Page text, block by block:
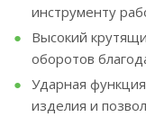
инструменту
Высокий
оборотов
Ударная
изделия и